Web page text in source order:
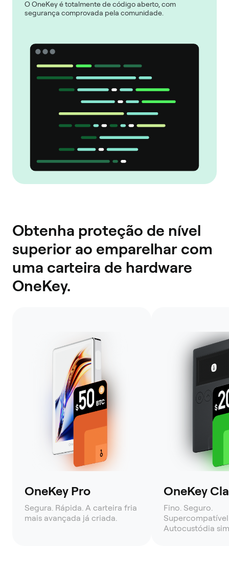
O OneKey é totalmente de código aberto, com
segurança comprovada pela comunidade.
Obtenha proteção de nível
superior ao emparelhar com
uma carteira de hardware
OneKey.
OneKey Pro
Segura. Rápida. A carteira fria
mais avançada já criada.
OneKey
Fino. Seguro.
Autocustódia